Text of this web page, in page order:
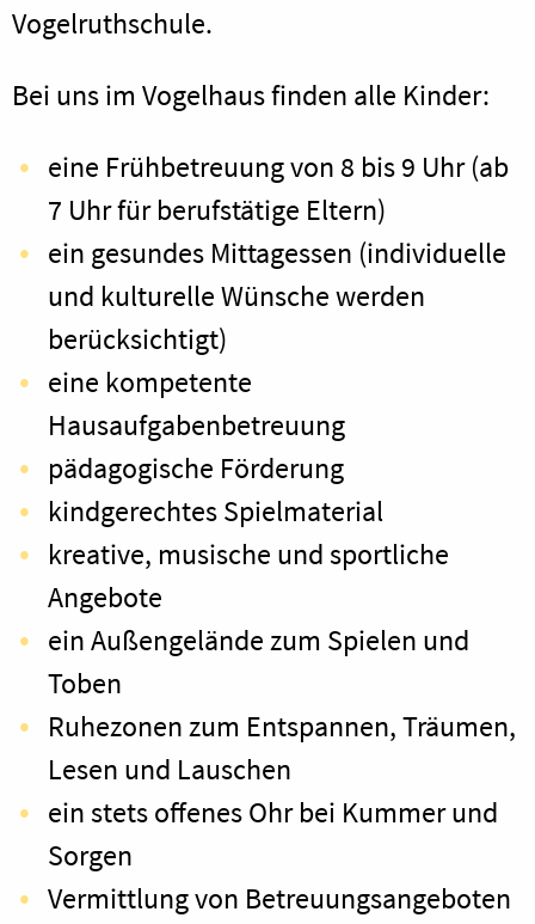
Vogelruthschule.
Bei uns im Vogelhaus finden alle Kinder:
eine Frühbetreuung von 8 bis 9 Uhr (ab
7 Uhr für berufstätige Eltern)
ein gesundes Mittagessen (individuelle
und kulturelle Wünsche werden
berücksichtigt)
eine kompetente
Hausaufgabenbetreuung
pädagogische Förderung
kindgerechtes Spielmaterial
kreative, musische und sportliche
Angebote
ein Außengelände zum Spielen und
Toben
Ruhezonen zum Entspannen, Träumen,
Lesen und Lauschen
ein stets offenes Ohr bei Kummer und
Sorgen
Vermittlung von Betreuungsangeboten